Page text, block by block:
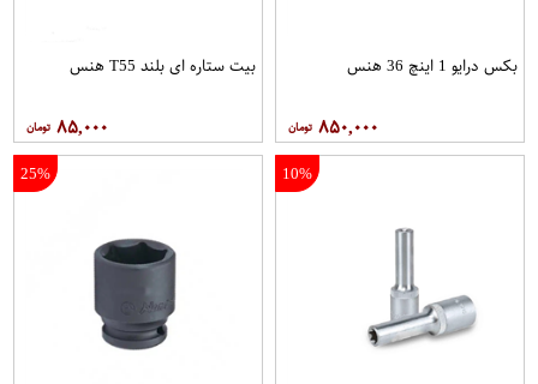
بکس درایو 1 اینچ 36 هنس
۸۵۰,۰۰۰
بیت ستاره ای بلند T55 هنس
۸۵,۰۰۰
10%
25%